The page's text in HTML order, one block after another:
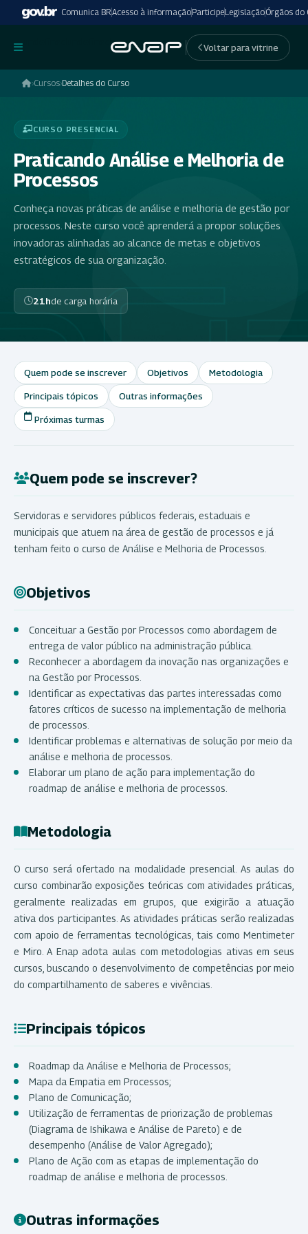
Comunica BRAcesso à informaçãoParticipeLegislaçãoÓrgãos do
Voltar para vitrine
›Cursos›Detalhes do Curso
CURSO PRESENCIAL
Praticando Análise e Melhoria de
Processos
Conheça novas práticas de análise e melhoria de gestão por
processos. Neste curso você aprenderá a propor soluções
inovadoras alinhadas ao alcance de metas e objetivos
estratégicos de sua organização.
21hde carga horária
Quem pode se inscrever Objetivos Metodologia
Principais tópicos Outras informações
Próximas turmas
Quem pode se inscrever?
Servidoras e servidores públicos federais, estaduais e
municipais que atuem na área de gestão de processos e já
tenham feito o curso de Análise e Melhoria de Processos.
Objetivos
Conceituar a Gestão por Processos como abordagem de
entrega de valor público na administração pública.
Reconhecer a abordagem da inovação nas organizações e
na Gestão por Processos.
Identificar as expectativas das partes interessadas como
fatores críticos de sucesso na implementação de melhoria
de processos.
Identificar problemas e alternativas de solução por meio da
análise e melhoria de processos.
Elaborar um plano de ação para implementação do
roadmap de análise e melhoria de processos.
Metodologia
O curso será ofertado na modalidade presencial. As aulas do
curso combinarão exposições teóricas com atividades práticas,
geralmente realizadas em grupos, que exigirão a atuação
ativa dos participantes. As atividades práticas serão realizadas
com apoio de ferramentas tecnológicas, tais como Mentimeter
e Miro. A Enap adota aulas com metodologias ativas em seus
cursos, buscando o desenvolvimento de competências por meio
do compartilhamento de saberes e vivências.
Principais tópicos
Roadmap da Análise e Melhoria de Processos;
Mapa da Empatia em Processos;
Plano de Comunicação;
Utilização de ferramentas de priorização de problemas
(Diagrama de Ishikawa e Análise de Pareto) e de
desempenho (Análise de Valor Agregado);
Plano de Ação com as etapas de implementação do
roadmap de análise e melhoria de processos.
Outras informações